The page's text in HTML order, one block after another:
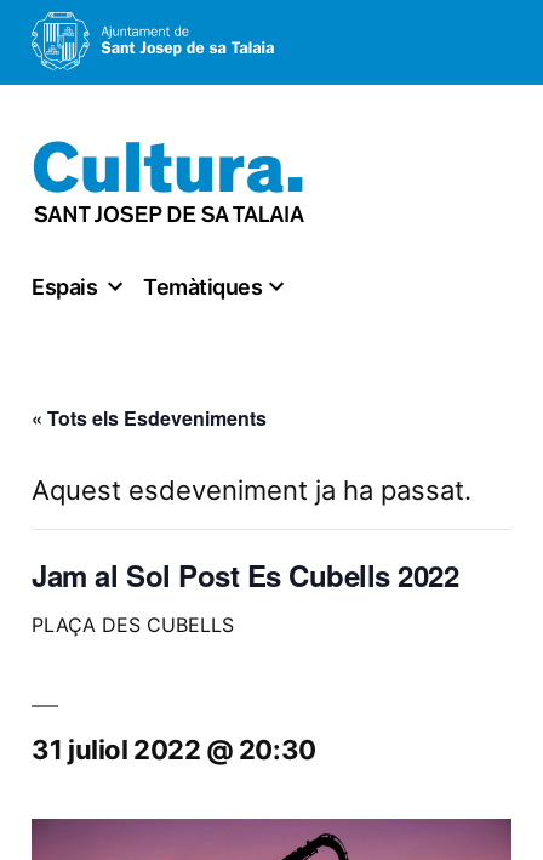
al
contingut
Espais Temàtiques
« Tots els Esdeveniments
Aquest esdeveniment ja ha passat.
Jam al Sol Post Es Cubells 2022
PLAÇA DES CUBELLS
31 juliol 2022 @ 20:30